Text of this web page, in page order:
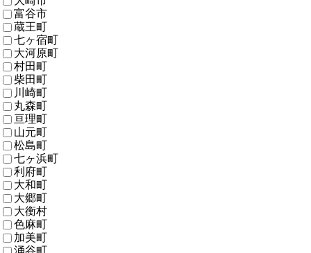
富谷市
蔵王町
七ヶ宿町
大河原町
村田町
柴田町
川崎町
丸森町
亘理町
山元町
松島町
七ヶ浜町
利府町
大和町
大郷町
大衡村
色麻町
加美町
涌谷町